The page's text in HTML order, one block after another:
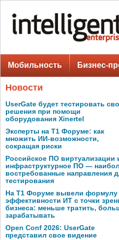
Мобильность Бизнес-
Новости
UserGate будет тестировать
решения при помощи
оборудования Xinertel
Эксперты на Т1 Форуме: как
множить ИИ-возможности,
сокращая риски
Российское ПО виртуализации
инфраструктурное ПО —
востребованные направления
тестирования
На Т1 Форуме вывели формулу
эффективности ИТ с точки
бизнеса: меньше тратить,
зарабатывать
Open Conf 2026: UserGate
представил свое видение